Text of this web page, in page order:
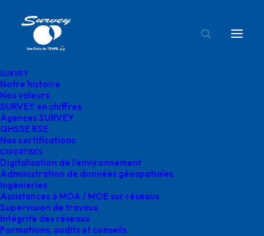
SURVEY
Notre histoire
Nos valeurs
SURVEY en chiffres
Agences SURVEY
QHSSE RSE
Nos certifications
EXPERTISES
Digitalisation de l’environnement
Administration de données géospatiales
Ingénieries
Assistances à MOA / MOE sur réseaux
Supervision de travaux
Intégrité des réseaux
Formations, audits et conseils
Accueil
surveillance ligne
survey